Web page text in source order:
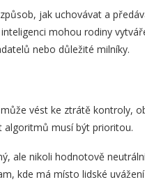
jak uchovávat a
mohou rodiny
nebo důležité milníky.
vést ke ztrátě kontroly,
algoritmů musí být prioritou.
ale nikoli hodnotově
kde má místo lidské